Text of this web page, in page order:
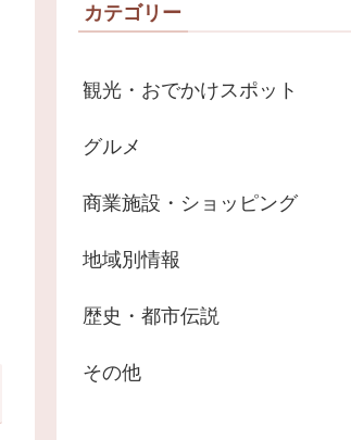
カテゴリー
観光・おでかけスポット
グルメ
商業施設・ショッピング
地域別情報
歴史・都市伝説
その他